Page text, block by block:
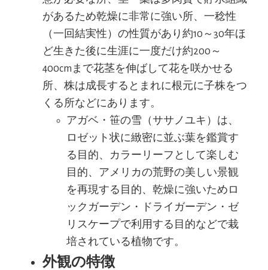
があるため乾燥に非常に強い所、一稔性
（一回結実性）の性質があり約10～30年ほ
ど生きた後に生涯に一度だけ約200～
400cmまで花茎を伸ばして花を咲かせる
所、株は成長するとまれに根元に子株をつ
くる所などにあります。
アガベ・笹の雪（ササノユキ）は、
ロゼット状に緻密に並ぶ葉を鑑賞す
る目的、カラーリーフとして楽しむ
目的、アメリカの荒野の美しい景観
を再現する目的、乾燥に強いためロ
ックガーデン・ドライガーデン・ゼ
リスケープで利用する目的などで栽
培されている植物です。
外観の特徴